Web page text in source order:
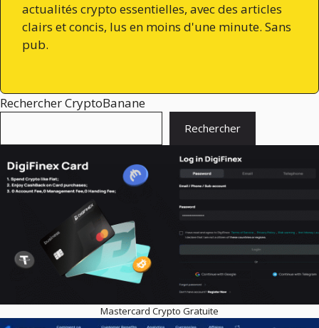
actualités crypto essentielles, avec des articles
clairs et concis, lus en moins d'une minute. Sans
pub.
Rechercher CryptoBanane
Rechercher
Mastercard Crypto Gratuite